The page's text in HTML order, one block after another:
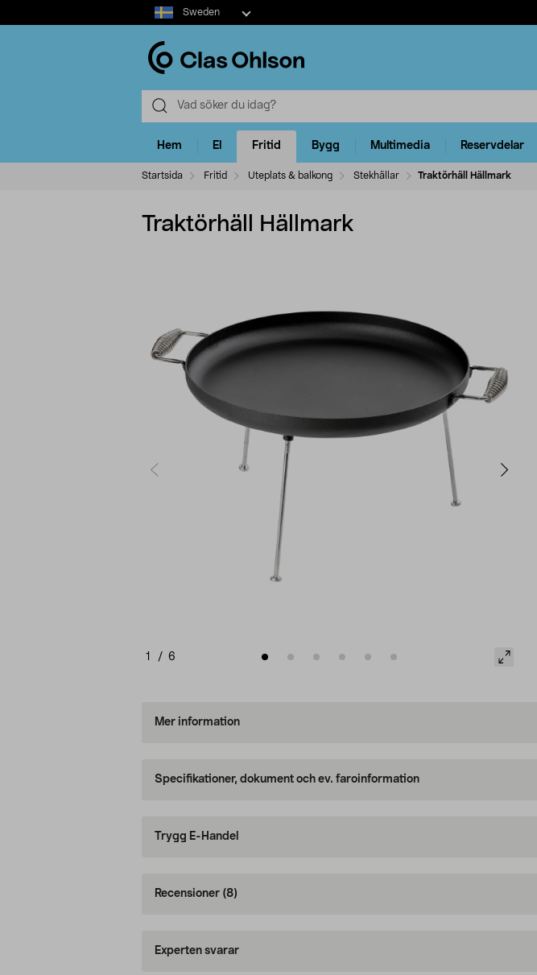
Select
market
Sweden
Hem El Fritid Bygg Multimedia Reservdelar
Startsida Fritid Uteplats & balkong Stekhällar Traktörhäll Hällmark
Traktörhäll Hällmark
1 / 6
Mer information
Specifikationer, dokument och ev. faroinformation
Trygg E-Handel
Recensioner (8)
Experten svarar